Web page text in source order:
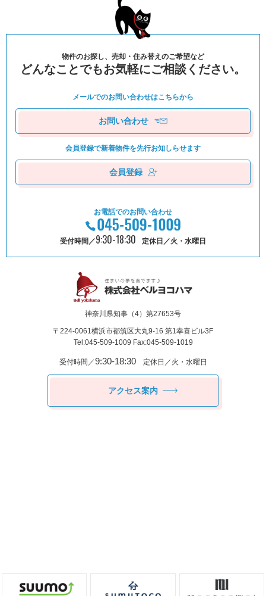
物件のお探し、売却・住み替えのご希望など
どんなことでもお気軽にご相談ください。
メールでのお問い合わせはこちらから
お問い合わせ
会員登録で新着物件を先⾏お知しらせます
会員登録
お電話でのお問い合わせ
受付時間／9:30-18:30 定休日／火・水曜日
神奈川県知事（4）第27653号
〒224-0061横浜市都筑区⼤丸9-16 第1幸喜ビル3F
Tel:045-509-1009 Fax:045-509-1019
受付時間／9:30-18:30定休日／火・水曜日
アクセス案内